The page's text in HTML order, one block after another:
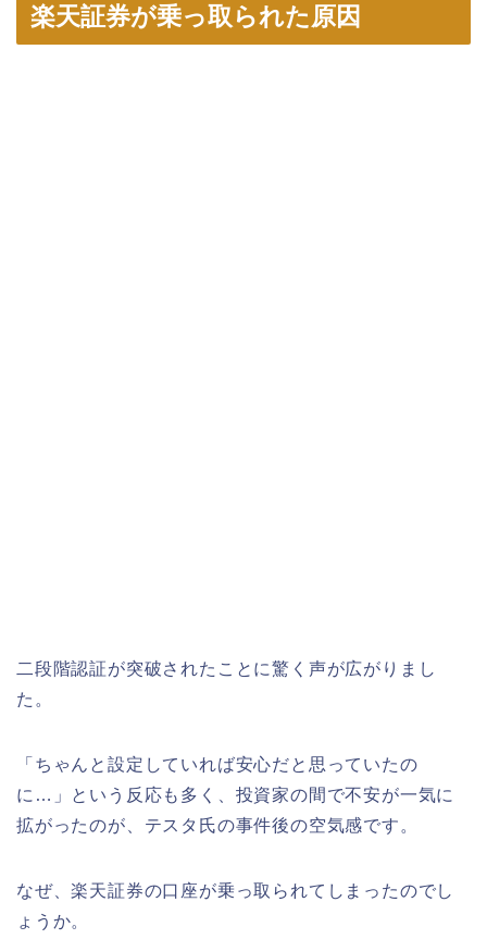
楽天証券が乗っ取られた原因
二段階認証が突破されたことに驚く声が広がりまし
た。
「ちゃんと設定していれば安心だと思っていたの
に…」という反応も多く、投資家の間で不安が一気に
拡がったのが、テスタ氏の事件後の空気感です。
なぜ、楽天証券の口座が乗っ取られてしまったのでし
ょうか。